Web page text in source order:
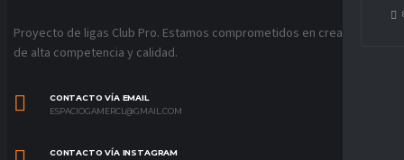
Proyecto de ligas Club Pro. Estamos comprometidos en crear ligas
de alta competencia y calidad.
CONTACTO VÍA EMAIL
ESPACIOGAMERCL@GMAIL.COM
CONTACTO VÍA INSTAGRAM